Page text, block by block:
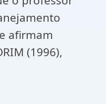
afirmam
(1996),